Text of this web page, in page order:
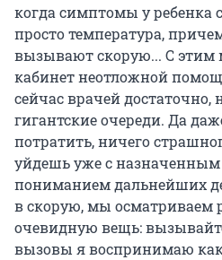
когда симптомы у ребенка
просто температура,
вызывают скорую... С
кабинет неотложной
сейчас врачей
гигантские очереди. Да
потратить, ничего
уйдешь уже с
пониманием дальнейших
в скорую, мы осматриваем
очевидную вещь:
вызовы я воспринимаю как